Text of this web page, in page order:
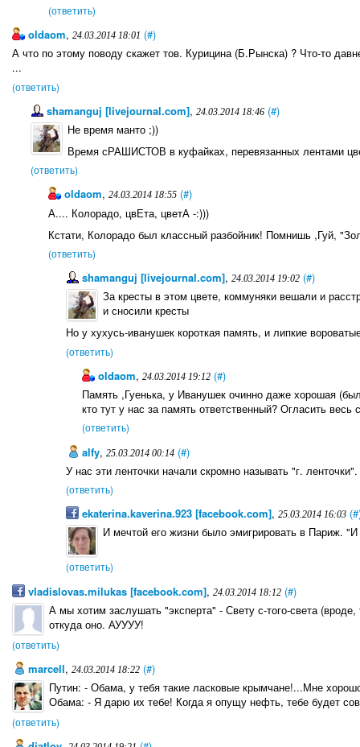
(ответить)
oldaom, 24.03.2014 18:01 (#)
А что по этому поводу скажет тов. Курицина (Б.Рынска) ? Что-то
...
(ответить)
shamanguj [livejournal.com], 24.03.2014 18:46 (#)
Не время манто ;))
Время сРАШИСТОВ в куфайках, перевязанных лентами
(ответить)
oldaom,24.03.2014 18:55 (#)
А.... Колорадо, цвЕта, цветА -:)))
Кстати, Колорадо был классный разбойник! Помнишь ,Гуй,
(ответить)
shamanguj [livejournal.com], 24.03.2014 19:02 (#)
За кресты в этом цвете, коммуняки вешали и
и сносили кресты
Но у хухусь-иванушек короткая память, и липкие
(ответить)
oldaom,24.03.2014 19:12 (#)
Память ,Гуенька, у Иванушек очинно даже хорошая
кто тут у нас за память ответственный? Огласить
(ответить)
alfy, 25.03.2014 00:14 (#)
У нас эти ленточки начали скромно называть "г. ленточки".
(ответить)
ekaterina.kaverina.923 [facebook.com], 25.03.2014 16:03
И мечтой его жизни было эмигрировать в Париж.
(ответить)
vladislovas.milukas [facebook.com], 24.03.2014 18:12 (#)
А мы хотим заслушать "эксперта" - Свету с-того-света
откуда оно. АУУУУ!
(ответить)
marcell, 24.03.2014 18:22 (#)
Путин: - Обама, у тебя такие ласковые крымчане!...Мне
Обама: - Я дарю их тебе! Когда я опущу нефть, тебе будет
(ответить)